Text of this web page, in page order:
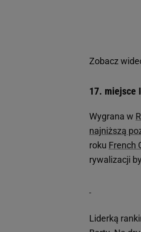
Zobacz
17. miejsce
Wygrana w
najniższą
roku French
rywalizacji
Liderką